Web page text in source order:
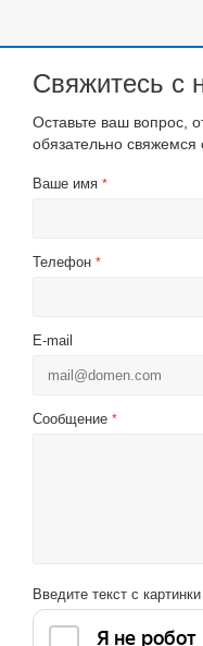
Свяжитесь с
Оставьте ваш вопрос,
обязательно
Ваше имя *
Телефон *
E-mail
Сообщение *
Введите текст с картинки